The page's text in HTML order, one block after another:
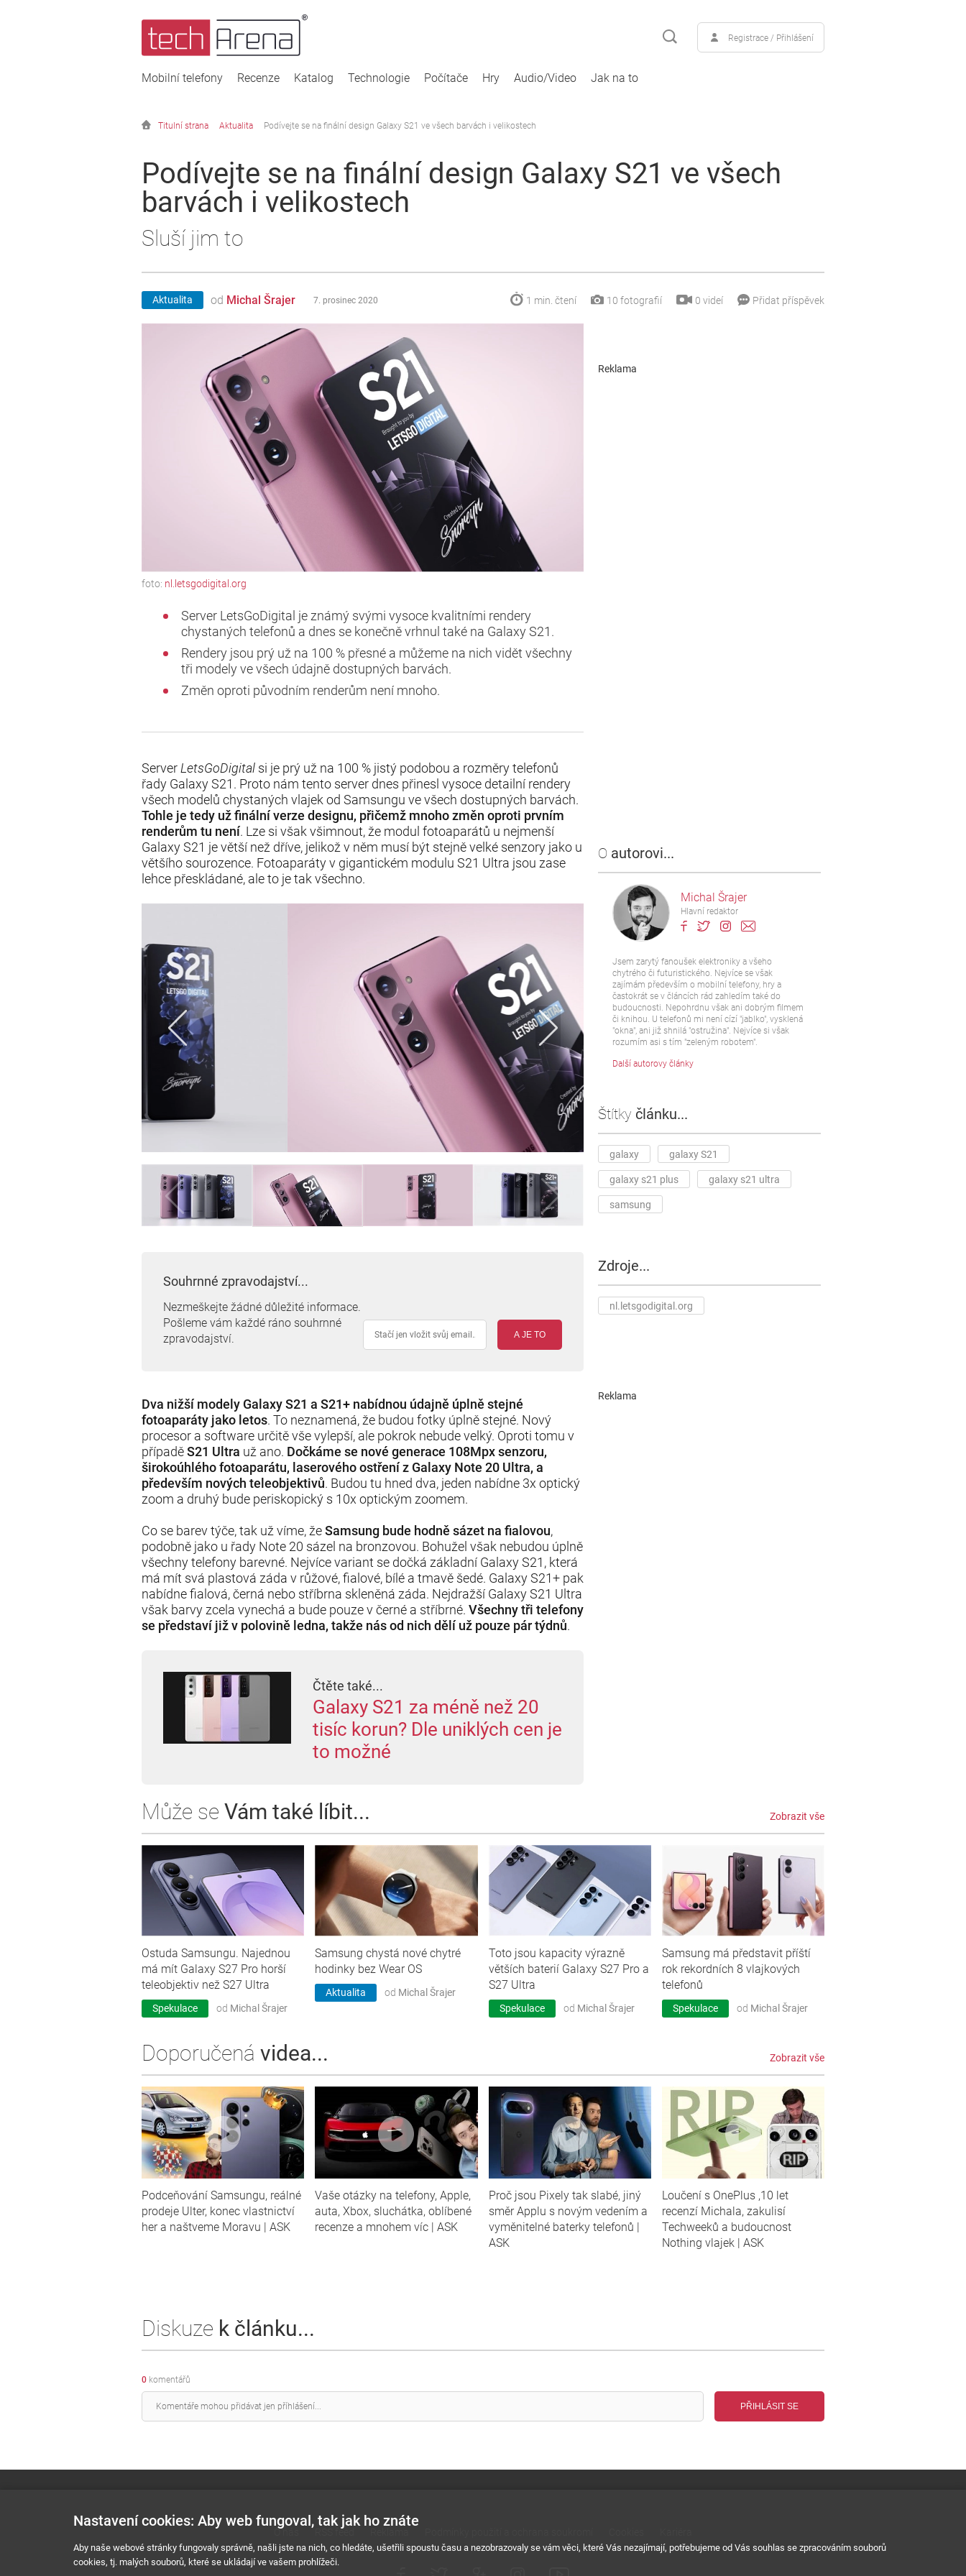
Registrace / Přihlášení
Mobilní telefony Recenze Katalog Technologie Počítače Hry Audio/Video Jak na to
Titulní strana Aktualita Podívejte se na finální design Galaxy S21 ve všech barvách i velikostech
Podívejte se na finální design Galaxy S21 ve všech
barvách i velikostech
Sluší jim to
Aktualita od Michal Šrajer 7. prosinec 2020 1 min. čtení 10 fotografií 0 videí Přidat příspěvek
foto: nl.letsgodigital.org
Server LetsGoDigital je známý svými vysoce kvalitními rendery
chystaných telefonů a dnes se konečně vrhnul také na Galaxy S21.
Rendery jsou prý už na 100 % přesné a můžeme na nich vidět všechny
tři modely ve všech údajně dostupných barvách.
Změn oproti původním renderům není mnoho.
ServerLetsGoDigital si je prý už na 100 % jistý podobou a rozměry telefonů
řady Galaxy S21. Proto nám tento server dnes přinesl vysoce detailní rendery
všech modelů chystaných vlajek od Samsungu ve všech dostupných barvách.
Tohle je tedy už finální verze designu, přičemž mnoho změn oproti prvním
renderům tu není. Lze si však všimnout, že modul fotoaparátů u nejmenší
Galaxy S21 je větší než dříve, jelikož v něm musí být stejně velké senzory jako u
většího sourozence. Fotoaparáty v gigantickém modulu S21 Ultra jsou zase
lehce přeskládané, ale to je tak všechno.
Souhrnné zpravodajství...
Nezmeškejte žádné důležité informace.
Pošleme vám každé ráno souhrnné
zpravodajství.
A JE TO
Dva nižší modely Galaxy S21 a S21+ nabídnou údajně úplně stejné
fotoaparáty jako letos. To neznamená, že budou fotky úplně stejné. Nový
procesor a software určitě vše vylepší, ale pokrok nebude velký. Oproti tomu v
případěS21 Ultra už ano. Dočkáme se nové generace 108Mpx senzoru,
širokoúhlého fotoaparátu, laserového ostření z Galaxy Note 20 Ultra, a
především nových teleobjektivů. Budou tu hned dva, jeden nabídne 3x optický
zoom a druhý bude periskopický s 10x optickým zoomem.
Co se barev týče, tak už víme, žeSamsung bude hodně sázet na fialovou,
podobně jako u řady Note 20 sázel na bronzovou. Bohužel však nebudou úplně
všechny telefony barevné. Nejvíce variant se dočká základní Galaxy S21, která
má mít svá plastová záda v růžové, fialové, bílé a tmavě šedé. Galaxy S21+ pak
nabídne fialová, černá nebo stříbrna skleněná záda. Nejdražší Galaxy S21 Ultra
však barvy zcela vynechá a bude pouze v černé a stříbrné. Všechny tři telefony
se představí již v polovině ledna, takže nás od nich dělí už pouze pár týdnů.
Čtěte také...
Galaxy S21 za méně než 20
tisíc korun? Dle uniklých cen je
to možné
Reklama
O autorovi...
Michal Šrajer
Hlavní redaktor
Jsem zarytý fanoušek elektroniky a všeho
chytrého či futuristického. Nejvíce se však
zajímám především o mobilní telefony, hry a
častokrát se v článcích rád zahledím také do
budoucnosti. Nepohrdnu však ani dobrým filmem
či knihou. U telefonů mi není cízí "jablko", vysklená
"okna", ani již shnilá "ostružina". Nejvíce si však
rozumím asi s tím "zeleným robotem".
Další autorovy články
Štítky článku...
galaxy galaxy S21
galaxy s21 plus galaxy s21 ultra
samsung
Zdroje...
nl.letsgodigital.org
Reklama
Může se Vám také líbit... Zobrazit vše
Ostuda Samsungu. Najednou
má mít Galaxy S27 Pro horší
teleobjektiv než S27 Ultra
Spekulace od Michal Šrajer
Samsung chystá nové chytré
hodinky bez Wear OS
Aktualita od Michal Šrajer
Toto jsou kapacity výrazně
větších baterií Galaxy S27 Pro a
S27 Ultra
Spekulace od Michal Šrajer
Samsung má představit příští
rok rekordních 8 vlajkových
telefonů
Spekulace od Michal Šrajer
Doporučená videa... Zobrazit vše
Podceňování Samsungu, reálné
prodeje Ulter, konec vlastnictví
her a naštveme Moravu | ASK
Vaše otázky na telefony, Apple,
auta, Xbox, sluchátka, oblíbené
recenze a mnohem víc | ASK
Proč jsou Pixely tak slabé, jiný
směr Applu s novým vedením a
vyměnitelné baterky telefonů |
ASK
Loučení s OnePlus ,10 let
recenzí Michala, zakulisí
Techweeků a budoucnost
Nothing vlajek | ASK
Diskuze k článku...
0 komentářů
PŘIHLÁSIT SE
O nás RSS feed
Nastavení cookies: Aby web fungoval, tak jak ho znáte
Aby naše webové stránky fungovaly správně, našli jste na nich, co hledáte, ušetřili spoustu času a nezobrazovaly se vám věci, které Vás nezajímají, potřebujeme od Vás souhlas se zpracováním souborů
cookies, tj. malých souborů, které se ukládají ve vašem prohlížeči.